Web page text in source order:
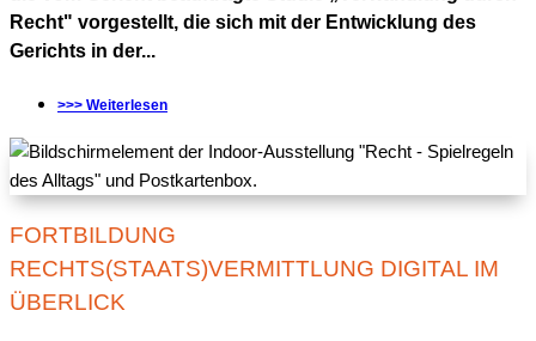
Recht" vorgestellt, die sich mit der Entwicklung des
Gerichts in der...
>>> Weiterlesen
FORTBILDUNG
RECHTS(STAATS)VERMITTLUNG DIGITAL IM
ÜBERLICK